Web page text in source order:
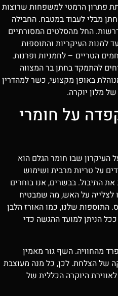
פתרון הרמטי למשפחות שרוצות
מבלי לעבוד במטבח. החבילה
החל מהסלטים המסורתיים
למנות העיקריות והתוספות
הטריים – לחמניות ופרנות.
להתמקד בחתן בר המצווה
באופן מקצועי, כשר למהדרין
מלון יוקרה.
על חומרי
העיקרון שבו חומר הגלם הוא
על טריות מרבית ושימוש
התיבול. בבשרים, אנו בוחרים
לצלייה על האש, מה שמבטיח
התוספות שלנו, כמו האורז הלבן
הניתן למועד ההגשה כדי
מהחוויה. השף גור מאמין
של הצלחת. לכן, כל מנה מעוצבת
היוקרה הכללית של